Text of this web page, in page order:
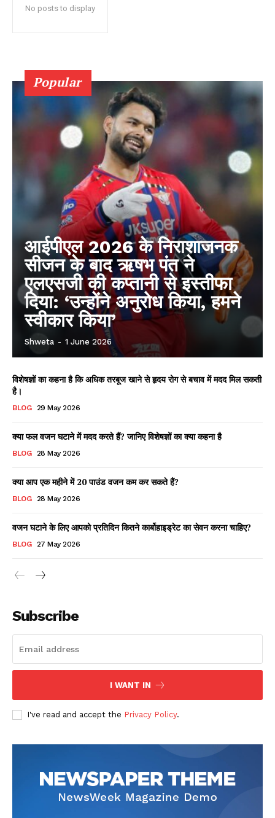
No posts to display
Popular
आईपीएल 2026 के निराशाजनक
सीजन के बाद ऋषभ पंत ने
एलएसजी की कप्तानी से इस्तीफा
दिया: ‘उन्होंने अनुरोध किया, हमने
स्वीकार किया’
Shweta - 1 June 2026
विशेषज्ञों का कहना है कि अधिक तरबूज खाने से हृदय रोग से बचाव में मदद मिल सकती
है।
BLOG 29 May 2026
क्या फल वजन घटाने में मदद करते हैं? जानिए विशेषज्ञों का क्या कहना है
BLOG 28 May 2026
क्या आप एक महीने में 20 पाउंड वजन कम कर सकते हैं?
BLOG 28 May 2026
वजन घटाने के लिए आपको प्रतिदिन कितने कार्बोहाइड्रेट का सेवन करना चाहिए?
BLOG 27 May 2026
Subscribe
I WANT IN
I've read and accept the Privacy Policy.